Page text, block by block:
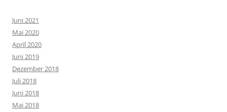
Juni 2021
Mai 2020
April 2020
Juni 2019
Dezember 2018
Juli 2018
Juni 2018
Mai 2018